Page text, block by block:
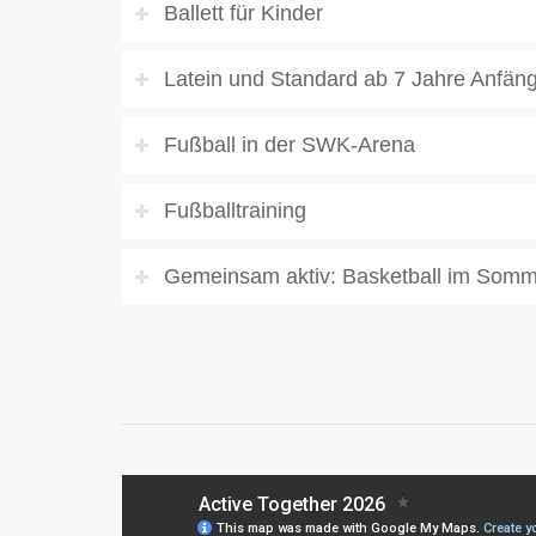
Ballett für Kinder
Latein und Standard ab 7 Jahre
Fußball in der SWK-Arena
Fußballtraining
Gemeinsam aktiv: Basketball im